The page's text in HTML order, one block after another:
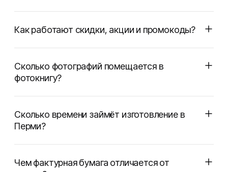
Как работают скидки, акции и промокоды?
Сколько фотографий помещается в
фотокнигу?
Сколько времени займёт изготовление в
Перми?
Чем фактурная бумага отличается от